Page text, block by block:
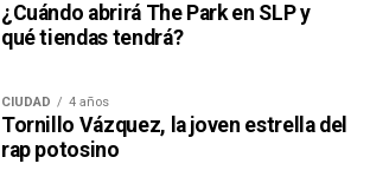
¿Cuándo abrirá The Park en SLP y
qué tiendas tendrá?
CIUDAD 4 años
Tornillo Vázquez, la joven estrella del
rap potosino